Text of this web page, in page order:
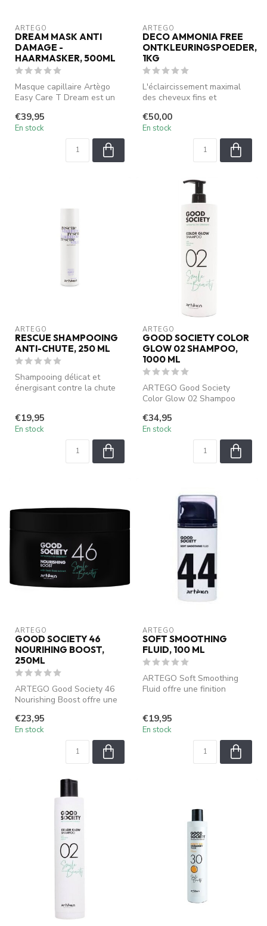
ARTEGO
DREAM MASK ANTI
DAMAGE -
HAARMASKER, 500ML
Masque capillaire Artègo
Easy Care T Dream est un
les...
€39,95
En stock
ARTEGO
DECO AMMONIA FREE
ONTKLEURINGSPOEDER,
1KG
L'éclaircissement maximal
des cheveux fins et
tabou ! La...
€50,00
En stock
ARTEGO
RESCUE SHAMPOOING
ANTI-CHUTE, 250 ML
Shampooing délicat et
énergisant contre la chute
€19,95
En stock
ARTEGO
GOOD SOCIETY COLOR
GLOW 02 SHAMPOO,
1000 ML
ARTEGO Good Society
Color Glow 02 Shampoo
pour les ...
€34,95
En stock
ARTEGO
GOOD SOCIETY 46
NOURIHING BOOST,
250ML
ARTEGO Good Society 46
Nourishing Boost offre une
hydra...
€23,95
En stock
ARTEGO
SOFT SMOOTHING
FLUID, 100 ML
ARTEGO Soft Smoothing
Fluid offre une finition
€19,95
En stock